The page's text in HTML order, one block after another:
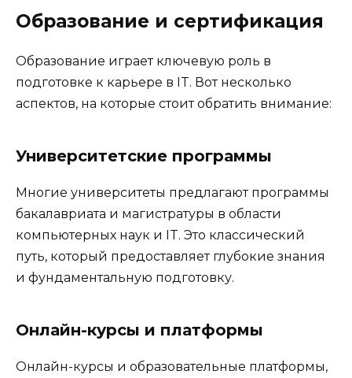
Образование и сертификация
Образование играет ключевую роль в
подготовке к карьере в IT. Вот несколько
аспектов, на которые стоит обратить внимание:
Университетские программы
Многие университеты предлагают программы
бакалавриата и магистратуры в области
компьютерных наук и IT. Это классический
путь, который предоставляет глубокие знания
и фундаментальную подготовку.
Онлайн-курсы и платформы
Онлайн-курсы и образовательные платформы,